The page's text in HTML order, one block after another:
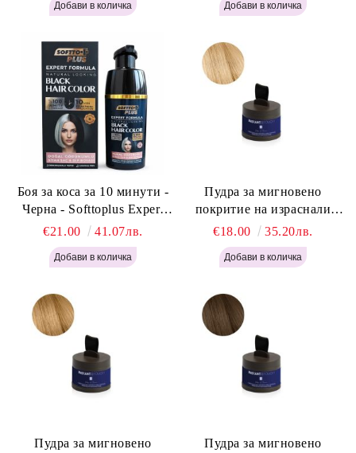
Боя за коса за 10 минути -
Черна - Softtoplus Expert
Woman Black 400мл
€21.00 41.07лв.
Пудра за мигновено
покритие на израснали
корени Светло Русо - Labor
Pro Instant Retouch Powder -
Light Blonde H646
€18.00 35.20лв.
Пудра за мигновено
Пудра за мигновено